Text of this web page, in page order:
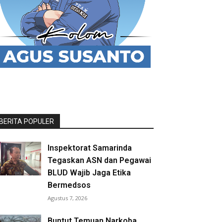
POPULER
Inspektorat Samarinda
Tegaskan ASN dan Pegawai
BLUD Wajib Jaga Etika
Bermedsos
Agustus 7, 2026